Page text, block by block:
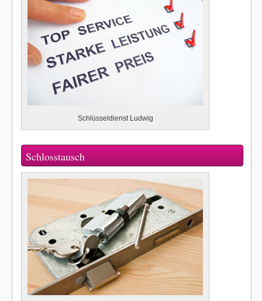
Schlüsseldienst Ludwig
Schlosstausch